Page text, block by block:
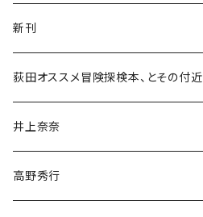
新刊
和書
文学・小説・物語
随筆・ノンフィクション・その他
荻田オススメ冒険探検本、とその付近
井上奈奈
高野秀行